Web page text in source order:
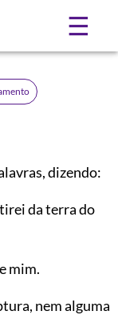
☰
dizendo:
da terra do
mim.
nem alguma